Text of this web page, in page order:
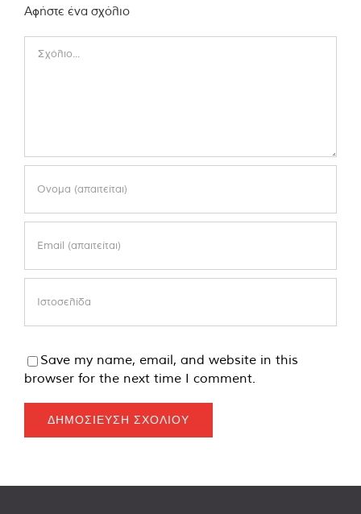
Αφήστε ένα σχόλιο
Save my name, email, and website in this
browser for the next time I comment.